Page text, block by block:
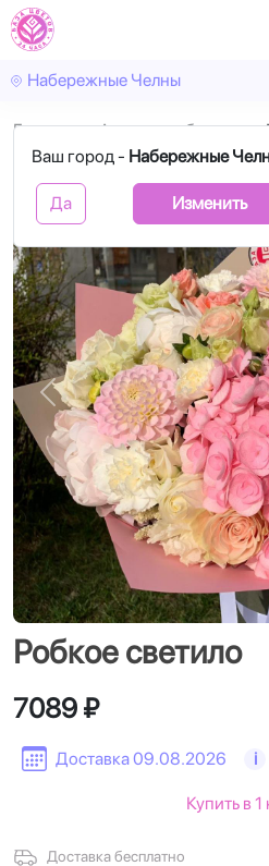
Набережные Челны
Ваш город - Набережные
Да Изменить
Главная Авторские букеты
Назад
Робкое светило
Доставка 09.08.2026 i
7089 ₽
Доставка бесплатно
Купить в 1